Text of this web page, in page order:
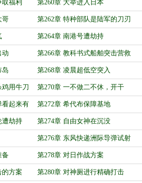
福利 第260章 大举进入日本
哥 第262章 特种部队是陆军的刀刃
第264章 南港号遭劫持
动 第266章 教科书式船舶突击营救
岛 第268章 凌晨超低空突入
用牛刀 第270章 一不做二不休，开干
看起来有 第272章 希代布保障基地
遭劫持 第274章 自由女神在沉没
第276章 东风快递洲际导弹试射
备 第278章 对日作战方案
的方案 第280章 对神厕进行精确打击